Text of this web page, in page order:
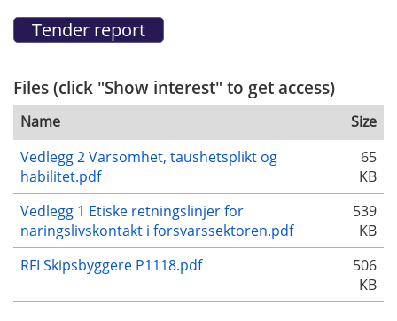
Files (click "Show interest" to get access)
Name
Size
Vedlegg 2 Varsomhet, taushetsplikt og
habilitet.pdf
65
KB
Vedlegg 1 Etiske retningslinjer for
naringslivskontakt i forsvarssektoren.pdf
539
KB
RFI Skipsbyggere P1118.pdf
506
KB